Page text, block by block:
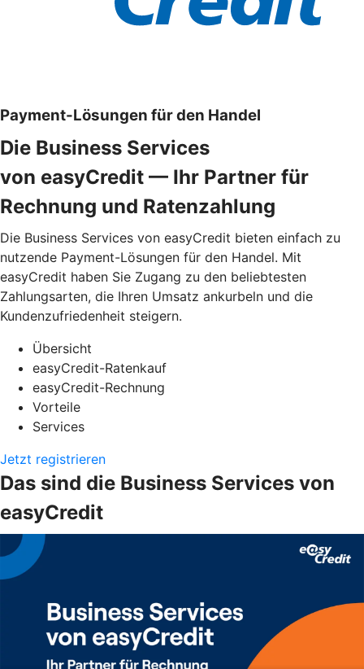
Payment-Lösungen für den Handel
Die Business Services
von easyCredit — Ihr Partner für
Rechnung und Ratenzahlung
Die Business Services von easyCredit bieten einfach zu
nutzende Payment-Lösungen für den Handel. Mit
easyCredit haben Sie Zugang zu den beliebtesten
Zahlungsarten, die Ihren Umsatz ankurbeln und die
Kundenzufriedenheit steigern.
Übersicht
easyCredit-Ratenkauf
easyCredit-Rechnung
Vorteile
Services
Jetzt registrieren
Das sind die Business Services von
easyCredit